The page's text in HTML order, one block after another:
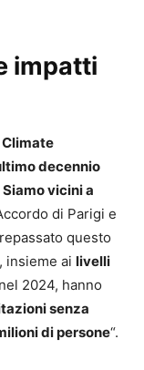
impatti
decennio
Siamo vicini a
di Parigi e
questo
, insieme ai livelli
nel 2024, hanno
senza
di persone“.